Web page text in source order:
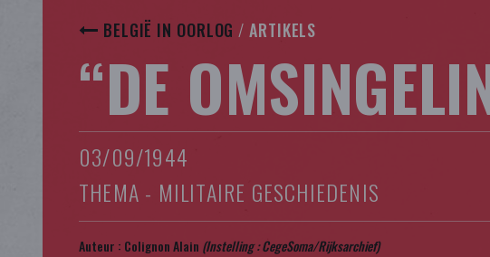
BELGIË IN OORLOG /ARTIKELS
“DE
03/09/1944
THEMA - MILITAIRE GESCHIEDENIS
Auteur : Colignon Alain (Instelling : CegeSoma/Rijksarchief)